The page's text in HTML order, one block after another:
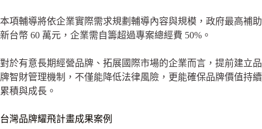
本項輔導將依企業實際需求規劃輔導內容與規模，政府最高補助
新台幣 60 萬元，企業需自籌超過專案總經費 50%。
對於有意長期經營品牌、拓展國際市場的企業而言，提前建立品
牌智財管理機制，不僅能降低法律風險，更能確保品牌價值持續
累積與成長。
台灣品牌耀飛計畫成果案例